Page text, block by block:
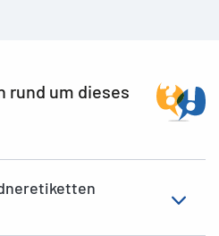
rund um dieses